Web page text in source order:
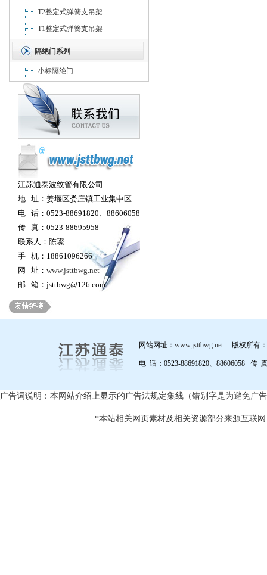
T2整定式弹簧支吊架
T1整定式弹簧支吊架
隔绝门系列
小标隔绝门
江苏通泰波纹管有限公司
地 址：姜堰区娄庄镇工业集中区
电 话：0523-88691820、88606058
传 真：0523-88695958
联系人：陈璨
手 机：18861096266
网 址： www.jsttbwg.net
邮 箱：jsttbwg@126.com
网站网址： www.jsttbwg.net 版权所有
电 话：0523-88691820、88606058 传
广告词说明：本网站介绍上显示的广告法规定集线（错别字是为避免广
*本站相关网页素材及相关资源部分来源互联